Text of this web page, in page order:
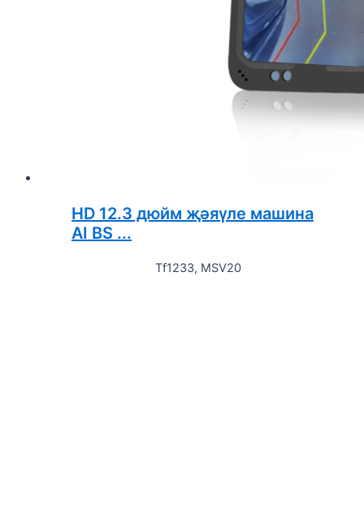
HD 12.3 дюйм җәяүле машина
AI BS ...
Tf1233, MSV20